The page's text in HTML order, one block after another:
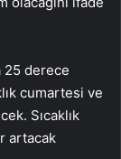
25 derece
cumartesi ve
Sıcaklık
artacak